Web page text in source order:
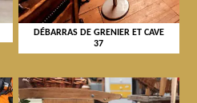
DÉBARRAS DE GRENIER ET CAVE
37